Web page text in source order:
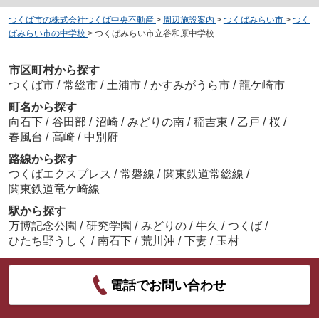
つくば市の株式会社つくば中央不動産 > 周辺施設案内 > つくばみらい市 > つく
ばみらい市の中学校 > つくばみらい市立谷和原中学校
市区町村から探す
つくば市 / 常総市 / 土浦市 / かすみがうら市 / 龍ケ崎市
町名から探す
向石下 / 谷田部 / 沼崎 / みどりの南 / 稲吉東 / 乙戸 / 桜 /
春風台 / 高崎 / 中別府
路線から探す
つくばエクスプレス / 常磐線 / 関東鉄道常総線 /
関東鉄道竜ケ崎線
駅から探す
万博記念公園 / 研究学園 / みどりの / 牛久 / つくば /
ひたち野うしく / 南石下 / 荒川沖 / 下妻 / 玉村
電話でお問い合わせ